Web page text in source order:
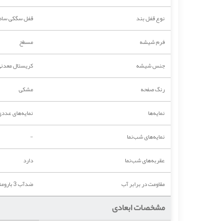
نوع قفل بند
قفل سگکی
فرم شیشه
مسطح
جنس شیشه
کریستال
رنگ صفحه
مشکی
نمایه‌ها
نمایه‌های
نمایه‌های شب‌نما
-
عقربه‌های شب‌نما
دارد
مقاومت در برابر آب
ضدآب 3 بارومتر (30 متر)
مشخصات ابعادی